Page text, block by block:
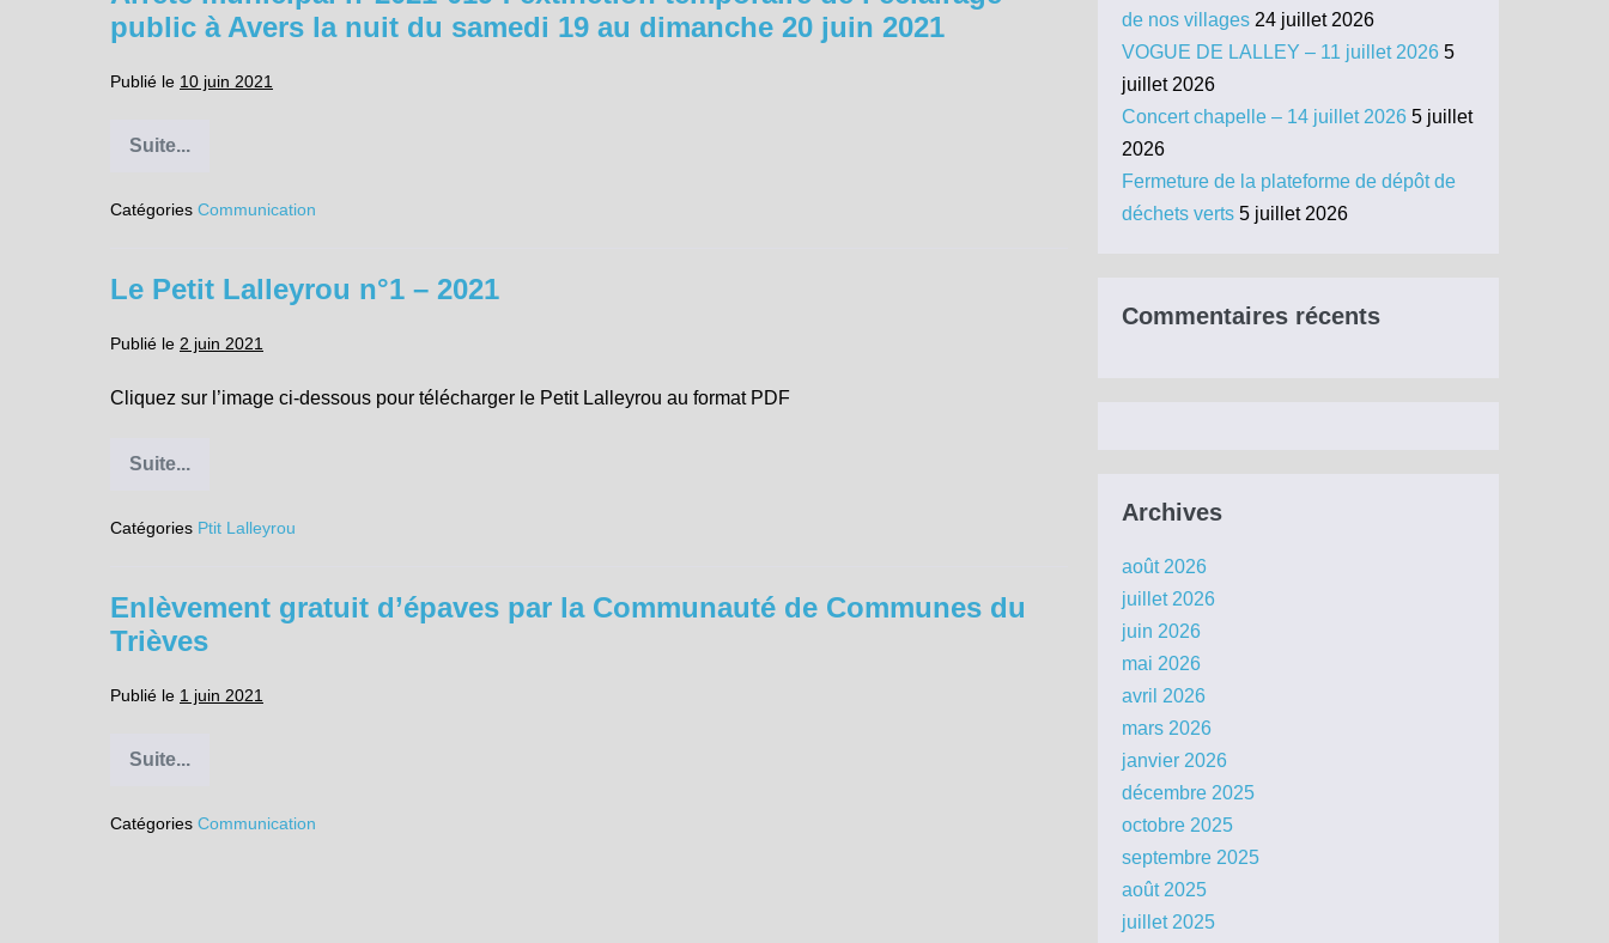
public à Avers la nuit du samedi 19 au dimanche 20 juin 2021
Publié le 10 juin 2021
Suite...
Arrêté
019
de
à
nuit
19
20
juin
Catégories Communication
Le Petit Lalleyrou n°1 – 2021
Publié le 2 juin 2021
Cliquez sur l’image ci-dessous pour télécharger le Petit Lalleyrou au format PDF
Suite...
Le
n°1
Catégories Ptit Lalleyrou
Enlèvement gratuit d’épaves par la Communauté de Communes du
Trièves
Publié le 1 juin 2021
Suite...Enlèvement
par
Catégories Communication
de nos villages 24 juillet 2026
VOGUE DE LALLEY – 11 juillet 2026 5
juillet 2026
Concert chapelle – 14 juillet 2026 5 juillet
2026
Fermeture de la plateforme de dépôt de
déchets verts 5 juillet 2026
Commentaires récents
Archives
août 2026
juillet 2026
juin 2026
mai 2026
avril 2026
mars 2026
janvier 2026
décembre 2025
octobre 2025
septembre 2025
août 2025
juillet 2025